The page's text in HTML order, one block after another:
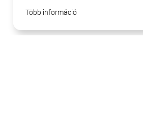
Több információ